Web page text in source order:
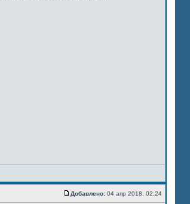
Добавлено: 04 апр 2018, 02:24